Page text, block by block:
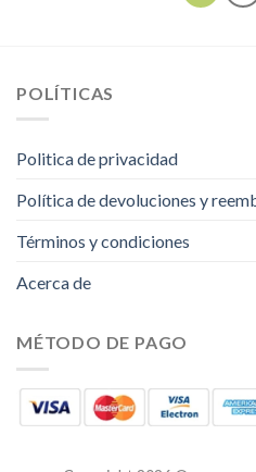
POLÍTICAS
Politica de privacidad
Política de devoluciones y
Términos y condiciones
Acerca de
MÉTODO DE PAGO